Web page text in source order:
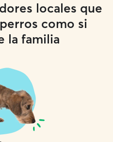
locales que
como si
la familia